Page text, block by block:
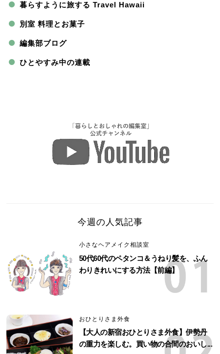
暮らすように旅する Travel Hawaii
別室 料理とお菓子
編集部ブログ
ひとやすみ中の連載
今週の人気記事
小さなヘアメイク相談室
50代60代のペタンコ＆うねり髪を、ふん
わりきれいにする方法【前編】
おひとりさま外食
【大人の新宿おひとりさま外食】伊勢丹
の重力を楽しむ。買い物の合間のおいし...